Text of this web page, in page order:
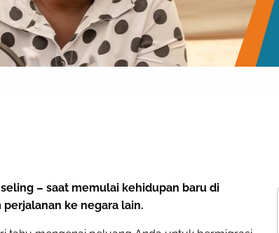
– saat memulai kehidupan baru di
ke negara lain.